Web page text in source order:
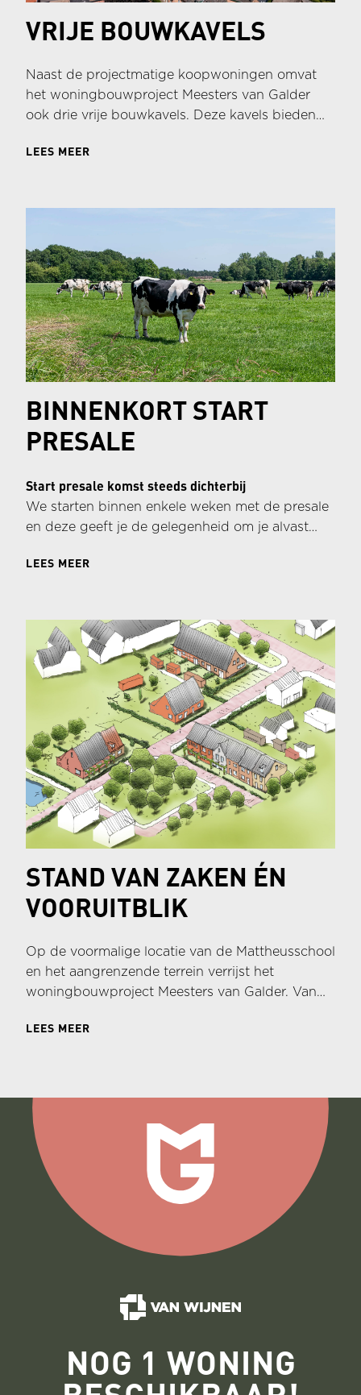
VRIJE BOUWKAVELS
Naast de projectmatige koopwoningen omvat
het woningbouwproject Meesters van Galder
ook drie vrije bouwkavels. Deze kavels bieden
woning volledig naar eigen wens en ontwerp te
LEES MEER
BINNENKORT START
PRESALE
Start presale komst steeds dichterbij
We starten binnen enkele weken met de presale
en deze geeft je de gelegenheid om je alvast
oriënteren op je woonwensen en je
LEES MEER
STAND VAN ZAKEN ÉN
VOORUITBLIK
Op de voormalige locatie van de Mattheusschool
en het aangrenzende terrein verrijst het
woningbouwproject Meesters van Galder. Van
woonomgeving met elf projectmatige woningen,
LEES MEER
NOG 1 WONING